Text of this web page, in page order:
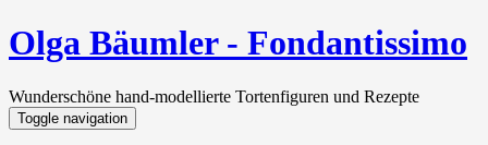
Olga Bäumler - Fondantissimo
Wunderschöne hand-modellierte Tortenfiguren und Rezepte
Toggle navigation